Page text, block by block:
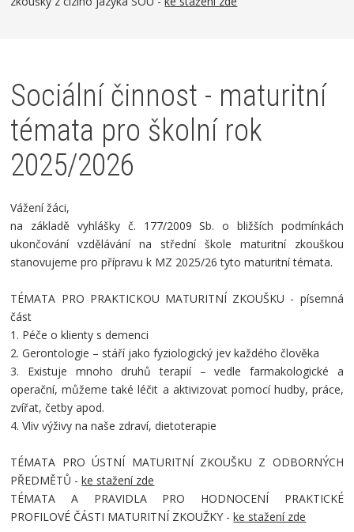
Sociální činnost - maturitní
témata pro školní rok
2025/2026
Vážení žáci,
na základě vyhlášky č. 177/2009 Sb. o bližších podmínkách
ukončování vzdělávání na střední škole maturitní zkouškou
stanovujeme pro přípravu k MZ 2025/26 tyto maturitní témata.
TÉMATA PRO PRAKTICKOU MATURITNÍ ZKOUŠKU - písemná
část
1. Péče o klienty s demenci
2. Gerontologie – stáří jako fyziologický jev každého člověka
3. Existuje mnoho druhů terapií – vedle farmakologické a
operační, můžeme také léčit a aktivizovat pomocí hudby, práce,
zvířat, četby apod.
4. Vliv výživy na naše zdraví, dietoterapie
TÉMATA PRO ÚSTNÍ MATURITNÍ ZKOUŠKU Z ODBORNÝCH
PŘEDMĚTŮ -ke stažení zde
TÉMATA A PRAVIDLA PRO HODNOCENÍ PRAKTICKÉ
PROFILOVÉ ČÁSTI MATURITNÍ ZKOUŽKY -ke stažení zde